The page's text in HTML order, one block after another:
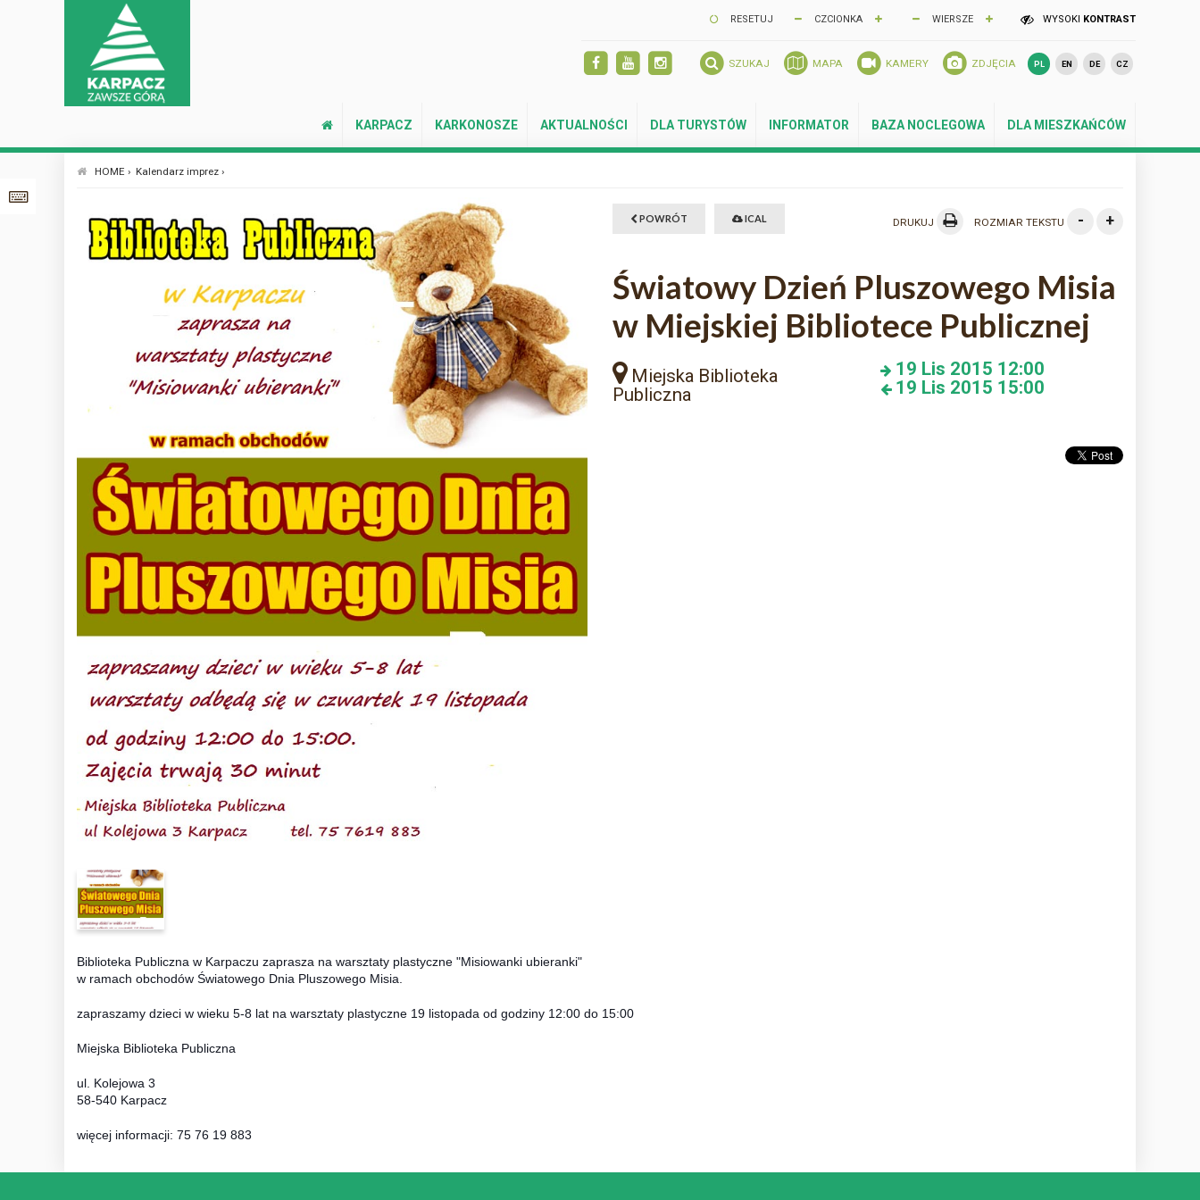
RESETUJ CZCIONKA WIERSZE WYSOKI KONTRAST
SZUKAJ MAPA KAMERY ZDJĘCIA PL EN DE CZ
KARPACZ KARKONOSZE AKTUALNOŚCI DLA TURYSTÓW INFORMATOR BAZA NOCLEGOWA DLA MIESZKAŃCÓW
HOME › Kalendarz imprez ›
POWRÓT ICAL DRUKUJ ROZMIAR TEKSTU - +
Światowy Dzień Pluszowego Misia
w Miejskiej Bibliotece Publicznej
Miejska Biblioteka
Publiczna
19 Lis 2015 12:00
19 Lis 2015 15:00
Biblioteka Publiczna w Karpaczu zaprasza na warsztaty plastyczne "Misiowanki ubieranki"
w ramach obchodów Światowego Dnia Pluszowego Misia.
zapraszamy dzieci w wieku 5-8 lat na warsztaty plastyczne 19 listopada od godziny 12:00 do 15:00
Miejska Biblioteka Publiczna
ul. Kolejowa 3
58-540 Karpacz
więcej informacji: 75 76 19 883